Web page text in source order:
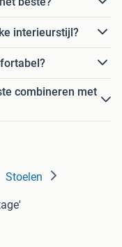
interieurstijl?
combineren met
Stoelen